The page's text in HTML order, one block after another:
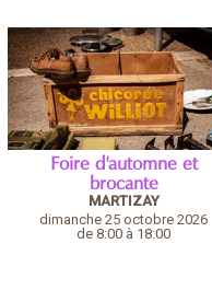
Foire d'automne et
brocante
MARTIZAY
dimanche 25 octobre 2026
de 8:00 à 18:00